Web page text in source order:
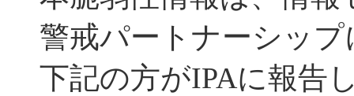
警戒パートナーシップ
下記の方がIPAに報告